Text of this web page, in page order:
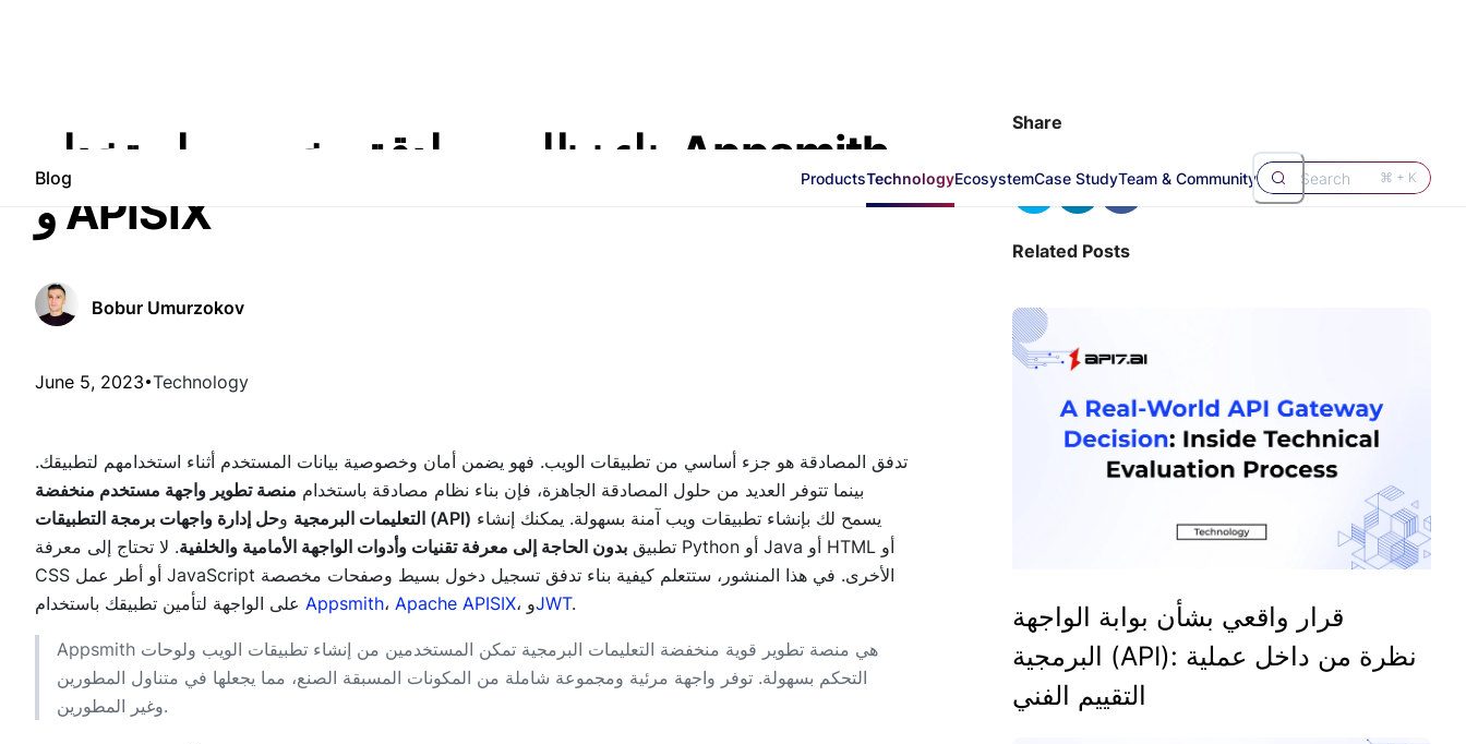
Blog ProductsTechnologyEcosystemCase StudyTeam & Community Search ⌘ + K
بناء نظام مصادقة مخصص باستخدام Appsmith
و APISIX
Bobur Umurzokov
June 5, 2023 Technology
تدفق المصادقة هو جزء أساسي من تطبيقات الويب. فهو يضمن أمان وخصوصية بيانات المستخدم أثناء استخدامهم لتطبيقك.
بينما تتوفر العديد من حلول المصادقة الجاهزة، فإن بناء نظام مصادقة باستخدام منصة تطوير واجهة مستخدم منخفضة
التعليمات البرمجية و حل إدارة واجهات برمجة التطبيقات (API)
تطبيق بدون الحاجة إلى معرفة تقنيات وأدوات الواجهة الأمامية والخلفية. لا تحتاج إلى معرفة Python أو Java أو HTML أو
CSS أو أطر عمل JavaScript الأخرى. في هذا المنشور، ستتعلم كيفية بناء تدفق تسجيل دخول بسيط وصفحات مخصصة
Appsmith، Apache APISIX ، وJWT.
Appsmith هي منصة تطوير قوية منخفضة التعليمات البرمجية تمكن المستخدمين من إنشاء تطبيقات الويب ولوحات
التحكم بسهولة. توفر واجهة مرئية ومجموعة شاملة من المكونات المسبقة الصنع، مما يجعلها في متناول المطورين
وغير المطورين.
Share
Related Posts
قرار واقعي بشأن بوابة الواجهة
البرمجية (API): نظرة من داخل عملية
التقييم الفني